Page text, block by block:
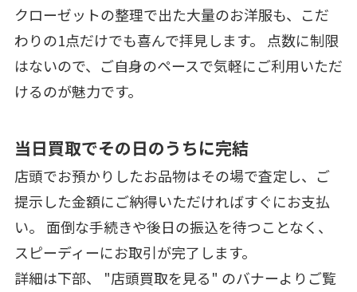
クローゼットの整理で出た大量のお洋服も、こだ
わりの1点だけでも喜んで拝見します。 点数に制限
はないので、ご自身のペースで気軽にご利用いただ
けるのが魅力です。
当日買取でその日のうちに完結
店頭でお預かりしたお品物はその場で査定し、ご
提示した金額にご納得いただければすぐにお支払
い。 面倒な手続きや後日の振込を待つことなく、
スピーディーにお取引が完了します。
詳細は下部、 "店頭買取を見る" のバナーよりご覧